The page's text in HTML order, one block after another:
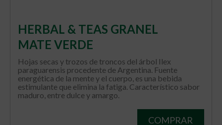
HERBAL & TEAS GRANEL
MATE VERDE
Hojas secas y trozos de troncos del árbol Ilex
paraguarensis procedente de Argentina. Fuente
energética de la mente y el cuerpo, es una bebida
estimulante que elimina la fatiga. Característico sabor
maduro, entre dulce y amargo.
COMPRAR